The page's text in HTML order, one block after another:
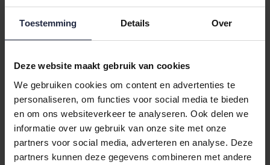
Toestemming Details Over
Deze website maakt gebruik van cookies
We gebruiken cookies om content en advertenties te
personaliseren, om functies voor social media te bieden
en om ons websiteverkeer te analyseren. Ook delen we
informatie over uw gebruik van onze site met onze
partners voor social media, adverteren en analyse. Deze
partners kunnen deze gegevens combineren met andere
Strandlaken 90x180
€44,95
Kies je kleur: aqua/Pool